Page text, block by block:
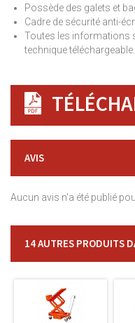
Possède des galets et
Cadre de sécurité anti-
Toutes les informations
technique téléchargeable.
AVIS
Aucun avis n'a été publié
14 AUTRES PRODUITS